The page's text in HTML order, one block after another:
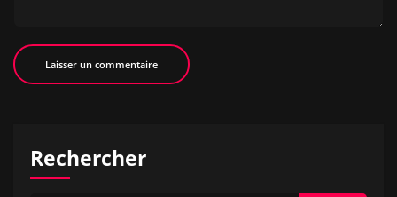
Rechercher